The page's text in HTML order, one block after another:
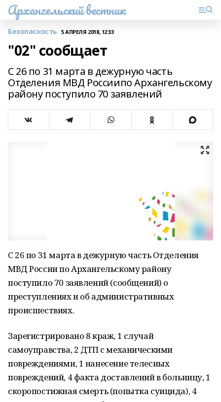
Архангельский вестник
Безопасность 5 АПРЕЛЯ 2018, 12:33
"02" сообщает
С 26 по 31 марта в дежурную часть
Отделения МВД Россиипо Архангельскому
району поступило 70 заявлений
С 26 по 31 марта в дежурную часть Отделения
МВД России по Архангельскому району
поступило 70 заявлений (сообщений) о
преступлениях и об административных
происшествиях.
Зарегистрировано 8 краж, 1 случай
самоуправства, 2 ДТП с механическими
повреждениями, 1 нанесение телесных
повреждений, 4 факта доставлений в больницу, 1
скоропостижная смерть (попытка суицида), 4